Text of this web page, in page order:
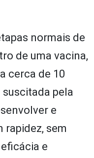
normais de
de uma vacina,
cerca de 10
suscitada pela
e
rapidez, sem
e